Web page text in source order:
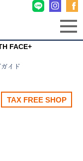
FACE+
TAX FREE SHOP